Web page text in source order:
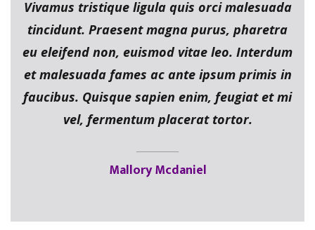
Vivamus tristique ligula quis orci malesuada
tincidunt. Praesent magna purus, pharetra
eu eleifend non, euismod vitae leo. Interdum
et malesuada fames ac ante ipsum primis in
faucibus. Quisque sapien enim, feugiat et mi
vel, fermentum placerat tortor.
Mallory Mcdaniel